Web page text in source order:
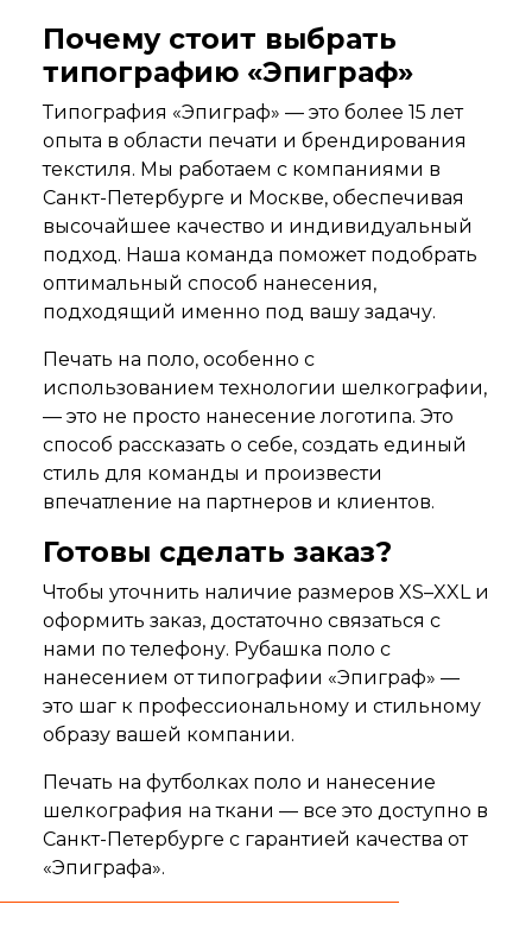
Почему стоит выбрать
типографию «Эпиграф»
Типография «Эпиграф» — это более 15 лет
опыта в области печати и брендирования
текстиля. Мы работаем с компаниями в
Санкт-Петербурге и Москве, обеспечивая
высочайшее качество и индивидуальный
подход. Наша команда поможет подобрать
оптимальный способ нанесения,
подходящий именно под вашу задачу.
Печать на поло, особенно с
использованием технологии шелкографии,
— это не просто нанесение логотипа. Это
способ рассказать о себе, создать единый
стиль для команды и произвести
впечатление на партнеров и клиентов.
Готовы сделать заказ?
Чтобы уточнить наличие размеров XS–XXL и
оформить заказ, достаточно связаться с
нами по телефону. Рубашка поло с
нанесением от типографии «Эпиграф» —
это шаг к профессиональному и стильному
образу вашей компании.
Печать на футболках поло и нанесение
шелкография на ткани — все это доступно в
Санкт-Петербурге с гарантией качества от
«Эпиграфа».